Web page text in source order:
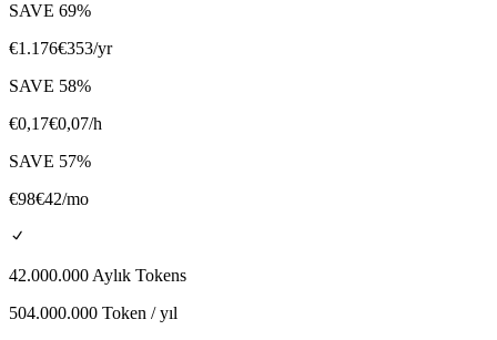
SAVE 69%
€1.176€353/yr
SAVE 58%
€0,17€0,07/h
SAVE 57%
€98€42/mo
42.000.000 Aylık Tokens
504.000.000 Token / yıl